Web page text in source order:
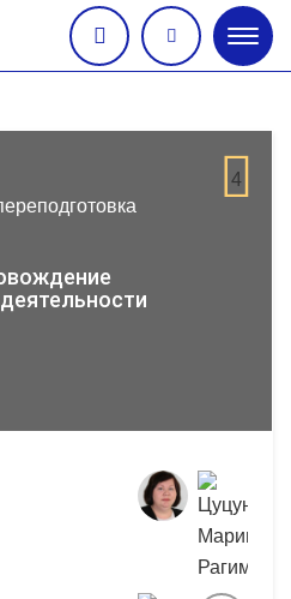
меню
4